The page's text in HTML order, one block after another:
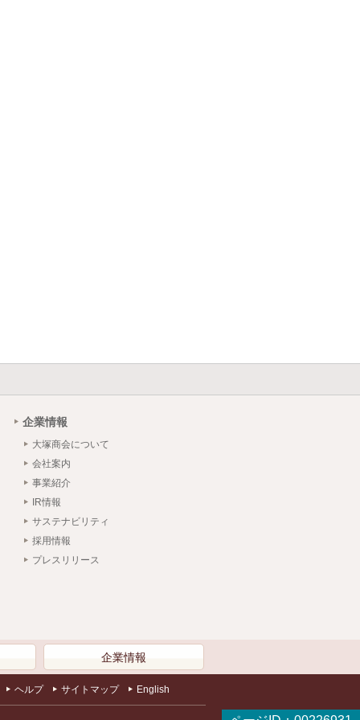
企業情報
大塚商会について
会社案内
事業紹介
IR情報
サステナビリティ
採用情報
プレスリリース
企業情報
ヘルプ サイトマップ English